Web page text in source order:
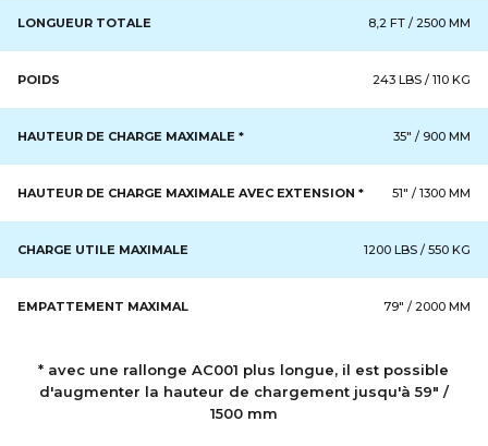
LONGUEUR TOTALE 8,2 FT / 2500 MM
POIDS 243 LBS / 110 KG
HAUTEUR DE CHARGE MAXIMALE * 35" / 900 MM
HAUTEUR DE CHARGE MAXIMALE AVEC EXTENSION * 51" / 1300 MM
CHARGE UTILE MAXIMALE 1200 LBS / 550 KG
EMPATTEMENT MAXIMAL 79" / 2000 MM
* avec une rallonge AC001 plus longue, il est possible
d'augmenter la hauteur de chargement jusqu'à 59" /
1500 mm